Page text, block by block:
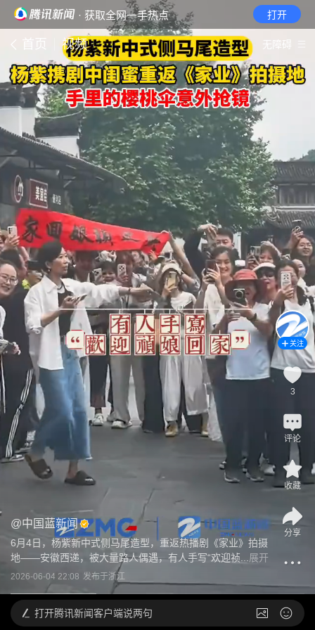
· 获取全网一手热点 打开
首页 视频 无障碍
@中国蓝新闻
6月4日，杨紫新中式侧马尾造型，重返热播剧《家业》拍摄
地——安徽西递，被大量路人偶遇，有人手写“欢迎祯... 展开
2026-06-04 22:08 发布于浙江
关注
3
评论
收藏
分享
打开腾讯新闻客户端说两句